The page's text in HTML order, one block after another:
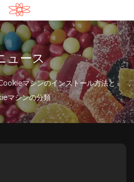
ュース
マシンのインストール方法と
マシンの分類